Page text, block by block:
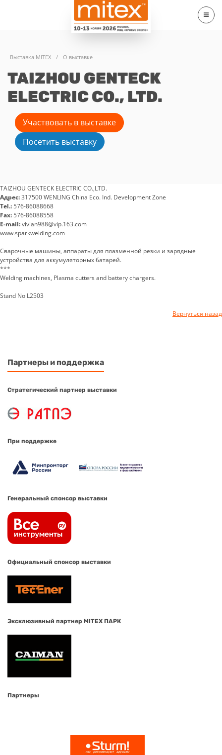
Выставка MITEX / О выставке
TAIZHOU GENTECK
ELECTRIC CO., LTD.
Участвовать в выставке
Посетить выставку
TAIZHOU GENTECK ELECTRIC CO.,LTD.
Адрес:317500 WENLING China Eco. Ind. Development Zone
Tel.: 576-86088668
Fax: 576-86088558
E-mail:vivian988@vip.163.com
www.sparkwelding.com
Сварочные машины, аппараты для плазменной резки и зарядные
устройства для аккумуляторных батарей.
***
Welding machines, Plasma cutters and battery chargers.
Stand No L2503
Вернуться назад
Партнеры и поддержка
Стратегический партнер выставки
При поддержке
Генеральный спонсор выставки
Официальный спонсор выставки
Эксклюзивный партнер MITEX ПАРК
Партнеры